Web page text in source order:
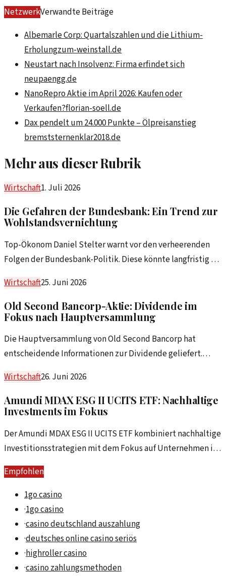
NetzwerkVerwandte Beiträge
Albemarle Corp: Quartalszahlen und die Lithium-
Erholungzum-weinstall.de
Neustart nach Insolvenz: Firma erfindet sich
neupaengg.de
NanoRepro Aktie im April 2026: Kaufen oder
Verkaufen?florian-soell.de
Dax pendelt um 24.000 Punkte – Ölpreisanstieg
bremststernenklar2018.de
Mehr aus dieser Rubrik
Wirtschaft1. Juli 2026
Die Gefahren der Bundesbank: Ein Trend zur
Wohlstandsvernichtung
Top-Ökonom Daniel Stelter warnt vor den verheerenden
Folgen der Bundesbank-Politik. Diese könnte langfristig zu
Wirtschaft25. Juni 2026
Old Second Bancorp-Aktie: Dividende im
Fokus nach Hauptversammlung
Die Hauptversammlung von Old Second Bancorp hat
entscheidende Informationen zur Dividende geliefert.
Entwicklung der Aktie.
Wirtschaft26. Juni 2026
Amundi MDAX ESG II UCITS ETF: Nachhaltige
Investments im Fokus
Der Amundi MDAX ESG II UCITS ETF kombiniert nachhaltige
Investitionsstrategien mit dem Fokus auf Unternehmen im
MDAX. Erfahren Sie mehr über seine Ausschüttungen und
Besonderheiten.
Empfohlen
1go casino
·1go casino
·casino deutschland auszahlung
·deutsches online casino seriös
·highroller casino
·casino zahlungsmethoden